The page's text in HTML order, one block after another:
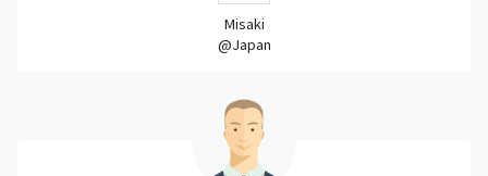
Misaki
@Japan